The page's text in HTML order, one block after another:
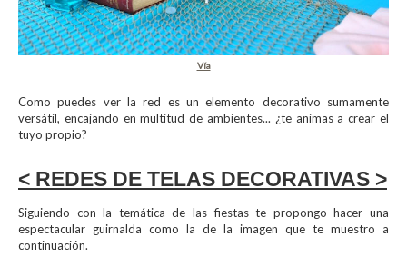
Vía
Como puedes ver la red es un elemento decorativo sumamente
versátil, encajando en multitud de ambientes... ¿te animas a crear el
tuyo propio?
< REDES DE TELAS DECORATIVAS >
Siguiendo con la temática de las fiestas te propongo hacer una
espectacular guirnalda como la de la imagen que te muestro a
continuación.